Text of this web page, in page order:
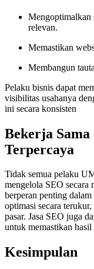
Mengoptimalkan
relevan.
Memastikan
Membangun
Pelaku bisnis dapat
visibilitas usahanya
ini secara konsisten
Bekerja Sama
Terpercaya
Tidak semua pelaku
mengelola SEO secara
berperan penting
optimasi secara
pasar. Jasa SEO juga
untuk memastikan
Kesimpulan